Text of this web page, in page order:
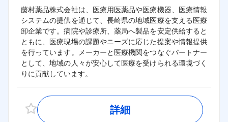
藤村薬品株式会社は、医療用医薬品や医療機器、医療情報
システムの提供を通じて、長崎県の地域医療を支える医療
卸企業です。病院や診療所、薬局へ製品を安定供給すると
ともに、医療現場の課題やニーズに応じた提案や情報提供
を行っています。メーカーと医療機関をつなぐパートナー
として、地域の人々が安心して医療を受けられる環境づく
りに貢献しています。
詳細